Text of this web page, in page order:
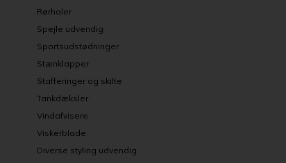
Rørhaler
Spejle udvendig
Sportsudstødninger
Stænklapper
Stafferinger og skilte
Tankdæksler
Vindafvisere
Viskerblade
Diverse styling udvendig